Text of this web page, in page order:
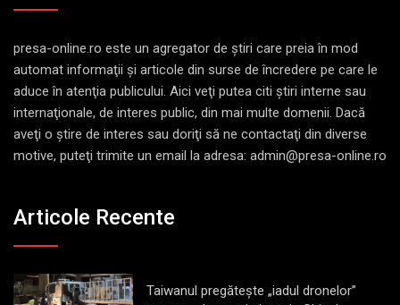
presa-online.ro este un agregator de ştiri care preia în mod
automat informaţii şi articole din surse de încredere pe care le
aduce în atenţia publicului. Aici veţi putea citi ştiri interne sau
internaţionale, de interes public, din mai multe domenii. Dacă
aveţi o ştire de interes sau doriţi să ne contactaţi din diverse
motive, puteţi trimite un email la adresa: admin@presa-online.ro
Articole Recente
Taiwanul pregătește „iadul dronelor”